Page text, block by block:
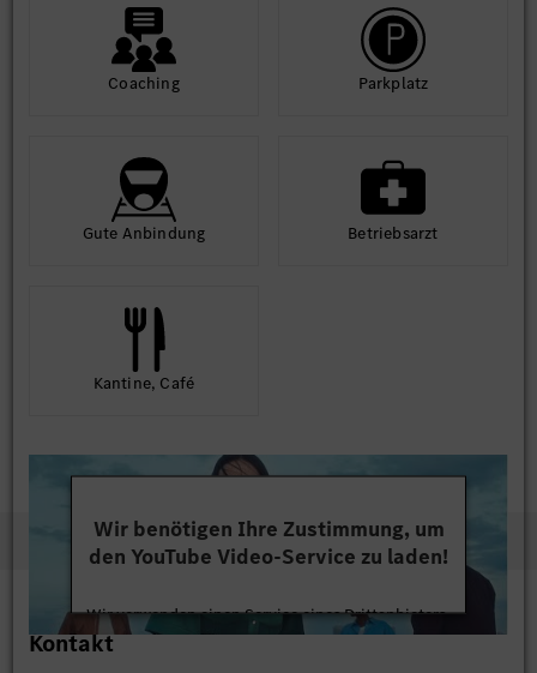
Coaching Park­platz
Gute An­bindung Betriebs­arzt
Kantine, Café
Wir benötigen Ihre Zustimmung, um
den YouTube Video-Service zu laden!
Wir verwenden einen Service eines Drittanbieters,
um Videoinhalte einzubetten. Dieser Service kann
Kontakt